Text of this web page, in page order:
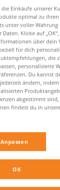
geradewegs auf die
DNA und ein
an ihnen so an?
anderen meinen, es
diese Modelle
Auf der einen
auf der anderen
Varial
die deinem
Einkäufe unserer
optimal zu ihren
unter voller Wahrung
Klicke auf
über dein
für dich
die
personalisierte
Du kannst
ändern, indem
abgestimmt sind,
findest du in
Anpassen
OK